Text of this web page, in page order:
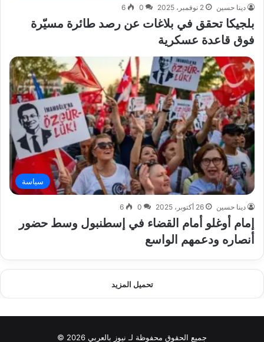
دينا حسين 2 نوفمبر، 2025 0
6
بلجيكا تحقق في بلاغات عن رصد طائرة مسيّرة
فوق قاعدة عسكرية
سياسة
دينا حسين 26 أكتوبر، 2025 0
6
إمام أوغلو أمام القضاء في إسطنبول وسط حضور
أنصاره ودعمهم الواسع
تحميل المزيد
جميع الحقوق محفوظة لـ نيوز بالعربي 2026 ©